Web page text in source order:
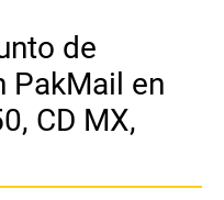
de
PakMail en
CD MX,